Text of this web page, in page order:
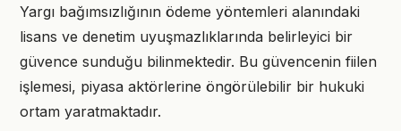
Yargı bağımsızlığının ödeme yöntemleri alanındaki
lisans ve denetim uyuşmazlıklarında belirleyici bir
güvence sunduğu bilinmektedir. Bu güvencenin fiilen
işlemesi, piyasa aktörlerine öngörülebilir bir hukuki
ortam yaratmaktadır.